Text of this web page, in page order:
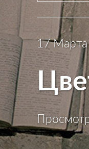
17 Марта